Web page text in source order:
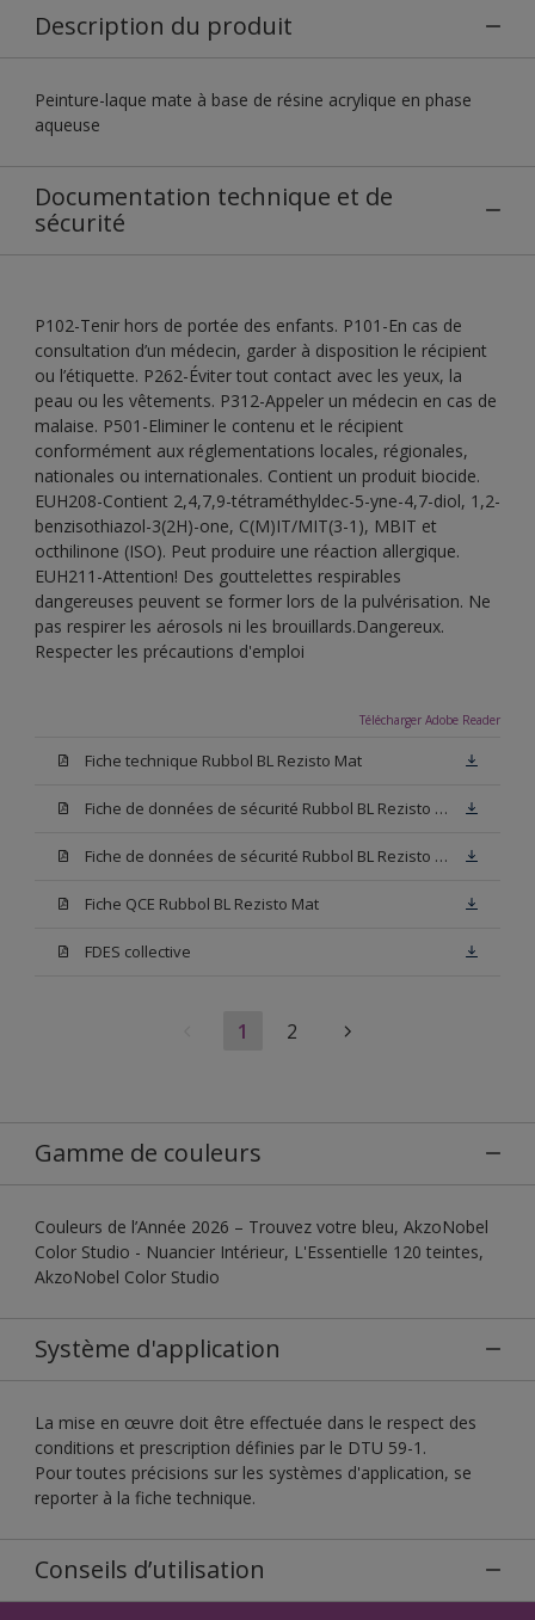
Description du produit
Peinture-laque mate à base de résine acrylique en phase
aqueuse
Documentation technique et de
sécurité
P102-Tenir hors de portée des enfants. P101-En cas de
consultation d’un médecin, garder à disposition le récipient
ou l’étiquette. P262-Éviter tout contact avec les yeux, la
peau ou les vêtements. P312-Appeler un médecin en cas de
malaise. P501-Eliminer le contenu et le récipient
conformément aux réglementations locales, régionales,
nationales ou internationales. Contient un produit biocide.
EUH208-Contient 2,4,7,9-tétraméthyldec-5-yne-4,7-diol, 1,2-
benzisothiazol-3(2H)-one, C(M)IT/MIT(3-1), MBIT et
octhilinone (ISO). Peut produire une réaction allergique.
EUH211-Attention! Des gouttelettes respirables
dangereuses peuvent se former lors de la pulvérisation. Ne
pas respirer les aérosols ni les brouillards.Dangereux.
Respecter les précautions d'emploi
Télécharger Adobe Reader
Fiche technique Rubbol BL Rezisto Mat
Fiche de données de sécurité Rubbol BL Rezisto Mat Base W05
Fiche de données de sécurité Rubbol BL Rezisto Mat Base N00
Fiche QCE Rubbol BL Rezisto Mat
FDES collective
1 2
Gamme de couleurs
Couleurs de l’Année 2026 – Trouvez votre bleu, AkzoNobel
Color Studio - Nuancier Intérieur, L'Essentielle 120 teintes,
AkzoNobel Color Studio
Système d'application
La mise en œuvre doit être effectuée dans le respect des
conditions et prescription définies par le DTU 59-1.
Pour toutes précisions sur les systèmes d'application, se
reporter à la fiche technique.
Conseils d’utilisation